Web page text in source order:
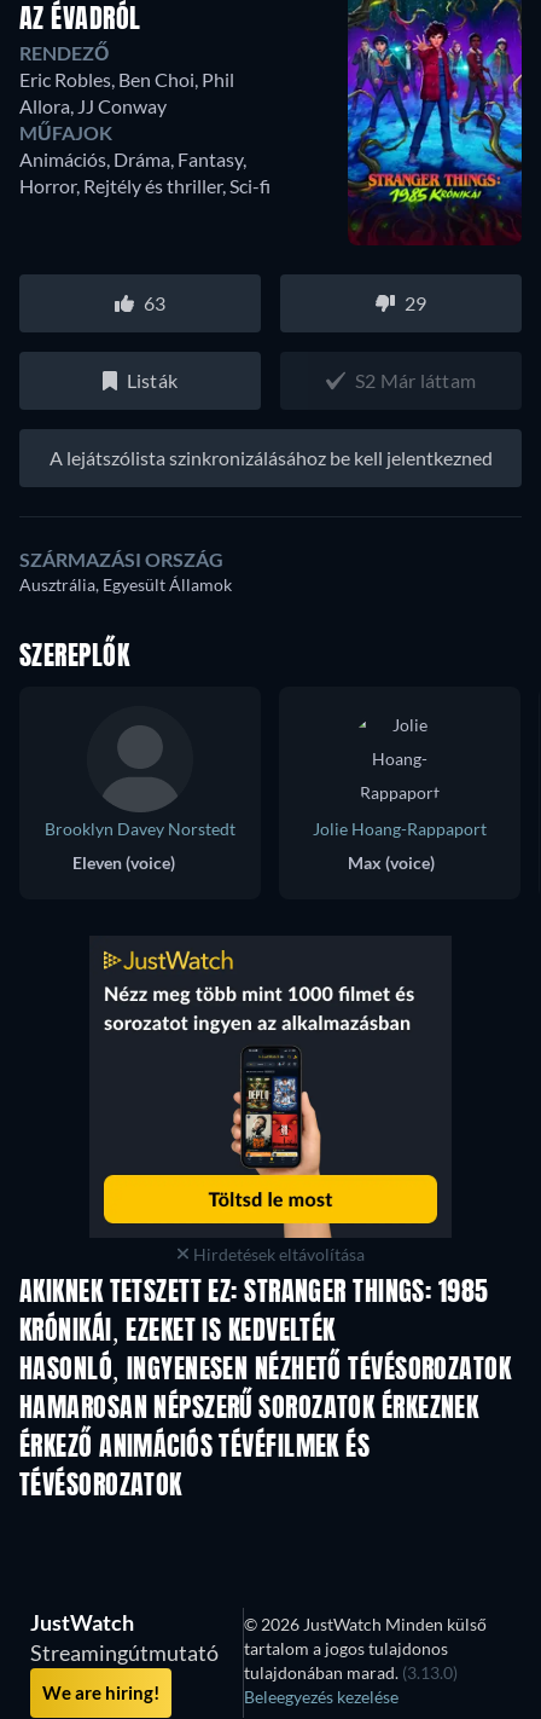
AZ ÉVADRÓL
RENDEZŐ
Eric Robles Ben Choi Phil
Allora JJ Conway
MŰFAJOK
Animációs, Dráma, Fantasy,
Horror, Rejtély és thriller, Sci-fi
63 29
Listák S2 Már láttam
A lejátszólista szinkronizálásához be kell jelentkezned
SZÁRMAZÁSI ORSZÁG
Ausztrália, Egyesült Államok
SZEREPLŐK
Brooklyn Davey Norstedt
Eleven (voice)
Jolie Hoang-Rappaport
Max (voice)
Hirdetések eltávolítása
AKIKNEK TETSZETT EZ: STRANGER THINGS: 1985
KRÓNIKÁI, EZEKET IS KEDVELTÉK
TV
HASONLÓ, INGYENESEN NÉZHETŐ TÉVÉSOROZATOK
TV
HAMAROSAN NÉPSZERŰ SOROZATOK ÉRKEZNEK
TV TV
ÉRKEZŐ ANIMÁCIÓS TÉVÉFILMEK ÉS
TÉVÉSOROZATOK
Évad 2
JustWatch
Streamingútmutató
We are hiring!
© 2026 JustWatch Minden külső
tartalom a jogos tulajdonos
tulajdonában marad. (3.13.0)
Beleegyezés kezelése